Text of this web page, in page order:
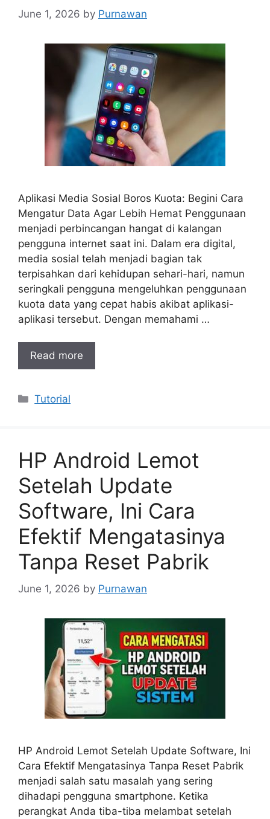
June 1, 2026 by Purnawan
Aplikasi Media Sosial Boros Kuota: Begini Cara
Mengatur Data Agar Lebih Hemat Penggunaan
menjadi perbincangan hangat di kalangan
pengguna internet saat ini. Dalam era digital,
media sosial telah menjadi bagian tak
terpisahkan dari kehidupan sehari-hari, namun
seringkali pengguna mengeluhkan penggunaan
kuota data yang cepat habis akibat aplikasi-
aplikasi tersebut. Dengan memahami …
Read more
Categories
Tutorial
HP Android Lemot
Setelah Update
Software, Ini Cara
Efektif Mengatasinya
Tanpa Reset Pabrik
June 1, 2026 by Purnawan
HP Android Lemot Setelah Update Software, Ini
Cara Efektif Mengatasinya Tanpa Reset Pabrik
menjadi salah satu masalah yang sering
dihadapi pengguna smartphone. Ketika
perangkat Anda tiba-tiba melambat setelah